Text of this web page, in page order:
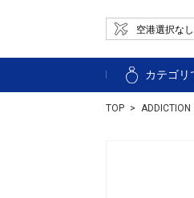
カテゴリ
TOP ADDICTION